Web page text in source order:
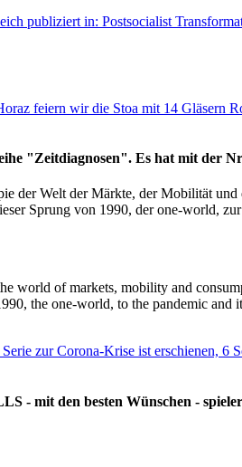
publiziert in: Postsocialist
feiern wir die Stoa mit 14 Gläsern
"Zeitdiagnosen". Es hat mit der
der Welt der Märkte, der Mobilität
Sprung von 1990, der one-world,
world of markets, mobility and
the one-world, to the pandemic
zur Corona-Krise ist erschienen, 6
mit den besten Wünschen -